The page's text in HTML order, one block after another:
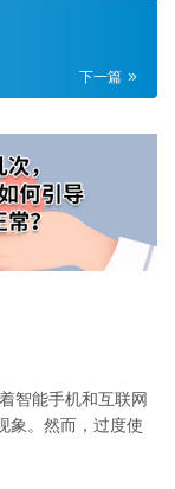
下一篇
智能手机和互联网
象。然而，过度使